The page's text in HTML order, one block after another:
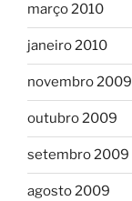
março 2010
janeiro 2010
novembro 2009
outubro 2009
setembro 2009
agosto 2009